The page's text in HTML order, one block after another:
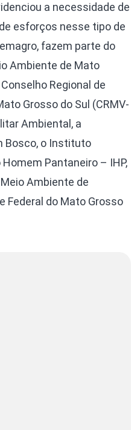
a necessidade de
esforços nesse tipo de
fazem parte do
Ambiente de Mato
Regional de
Grosso do Sul (CRMV-
Ambiental, a
Bosco, o Instituto
Pantaneiro – IHP,
Ambiente de
Federal do Mato Grosso